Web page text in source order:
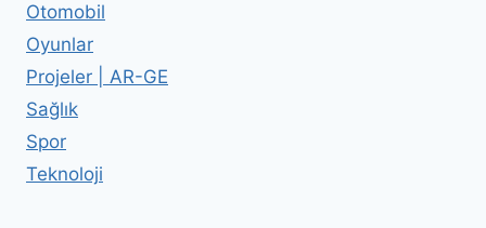
Otomobil
Oyunlar
Projeler | AR-GE
Sağlık
Spor
Teknoloji